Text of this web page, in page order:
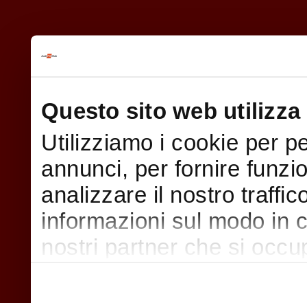
Questo sito web utilizza
Utilizziamo i cookie per
annunci, per fornire
analizzare il nostro
informazioni sul modo in
nostri partner che si